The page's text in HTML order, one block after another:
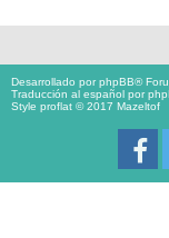
Desarrollado porphpBB®
Traducción al español por
Style proflat © 2017 Mazeltof